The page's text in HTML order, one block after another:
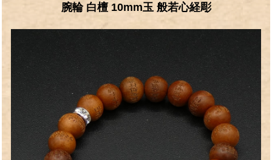
腕輪 白檀 10mm玉 般若心経彫